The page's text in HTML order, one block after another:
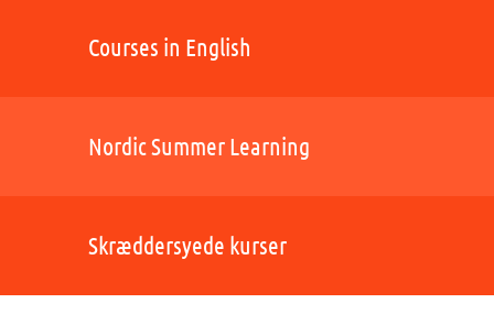
Courses in English
Nordic Summer Learning
Skræddersyede kurser